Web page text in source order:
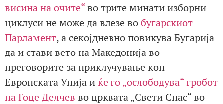
висина на очите“во трите минати изборни
циклуси не може да влезе вобугарскиот
Парламент, а секојдневно повикува Бугарија
да и стави вето на Македонија во
преговорите за приклучување кон
Европската Унија иќе го „ослободува“ гробот
на Гоце Делчев во црквата „Свети Спас“ во